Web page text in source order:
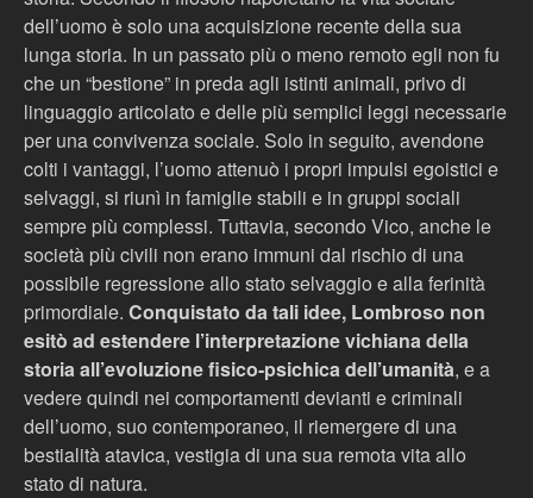
dell’uomo è solo una acquisizione recente della sua
lunga storia. In un passato più o meno remoto egli non fu
che un “bestione” in preda agli istinti animali, privo di
linguaggio articolato e delle più semplici leggi necessarie
per una convivenza sociale. Solo in seguito, avendone
colti i vantaggi, l’uomo attenuò i propri impulsi egoistici e
selvaggi, si riunì in famiglie stabili e in gruppi sociali
sempre più complessi. Tuttavia, secondo Vico, anche le
società più civili non erano immuni dal rischio di una
possibile regressione allo stato selvaggio e alla ferinità
primordiale. Conquistato da tali idee, Lombroso non
esitò ad estendere l’interpretazione vichiana della
storia all’evoluzione fisico-psichica dell’umanità, e a
vedere quindi nei comportamenti devianti e criminali
dell’uomo, suo contemporaneo, il riemergere di una
bestialità atavica, vestigia di una sua remota vita allo
stato di natura.